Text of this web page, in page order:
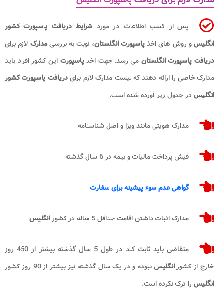
پس از کسب اطلاعات در مورد شرایط دریافت پاسپورت کشور
انگلیسو روش های اخذپاسپورت انگلستان، نوبت به بررسیمدارک لازم برای
دریافت پاسپورت انگلستان می رسد. جهت اخذپاسپورت این کشور افراد باید
مدارک خاصی را ارائه دهند که لیست مدارک لازم برایدریافت پاسپورت کشور
انگلیسدر جدول زیر آورده شده است.
مدارک هویتی مانند ویزا و اصل شناسنامه
فیش پرداخت مالیات و بیمه در 6 سال گذشته
گواهی عدم سوء پیشینه برای سفارت
مدارک اثبات داشتن اقامت حداقل 5 ساله در کشور انگلیس
متقاضی باید ثابت کند در طول 5 سال گذشته بیشتر از 450 روز
خارج از کشورانگلیس نبوده و در یک سال گذشته نیز بیشتر از 90 روز کشور
انگلیس را ترک نکرده است.